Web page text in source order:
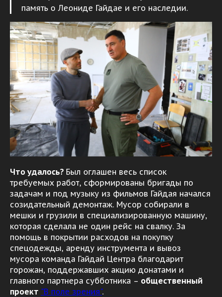
память о Леониде Гайдае и его наследии.
Что удалось? Был оглашен весь список
требуемых работ, сформированы бригады по
задачам и под музыку из фильмов Гайдая начался
созидательный демонтаж. Мусор собирали в
мешки и грузили в специализированную машину,
которая сделала не один рейс на свалку. За
помощь в покрытии расходов на покупку
спецодежды, аренду инструмента и вывоз
мусора команда Гайдай Центра благодарит
горожан, поддержавших акцию донатами и
главного партнера субботника – общественный
проект "В поле зрения".